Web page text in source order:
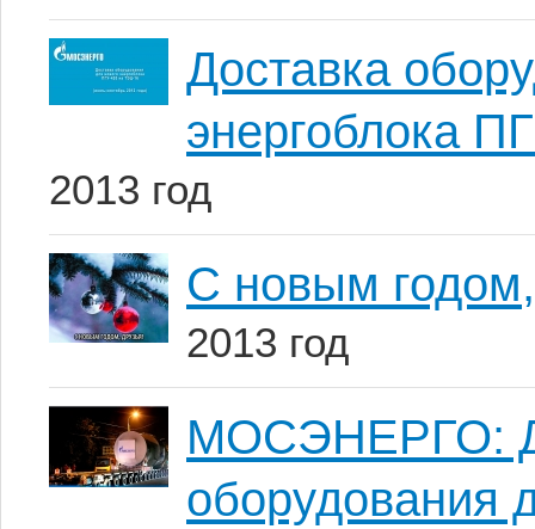
Доставка
энергоблока
2013 год
С новым
2013 год
МОСЭНЕРГО:
оборудования